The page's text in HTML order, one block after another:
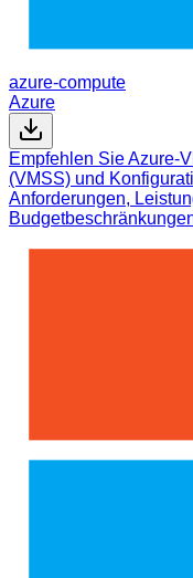
azure-compute
Azure
Empfehlen Sie Azure-
(VMSS) und
Anforderungen,